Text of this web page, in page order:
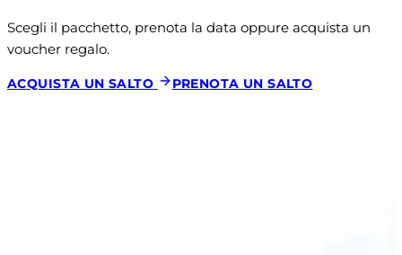
Scegli il pacchetto, prenota la data oppure acquista un
voucher regalo.
ACQUISTA UN SALTO PRENOTA UN SALTO